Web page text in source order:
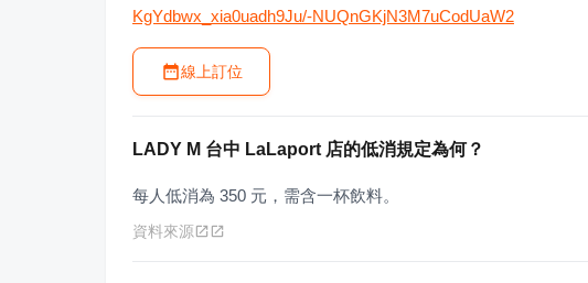
KgYdbwx_xia0uadh9Ju/-NUQnGKjN3M7uCodUaW2
線上訂位
LADY M 台中 LaLaport 店的低消規定為何？
每人低消為 350 元，需含一杯飲料。
資料來源